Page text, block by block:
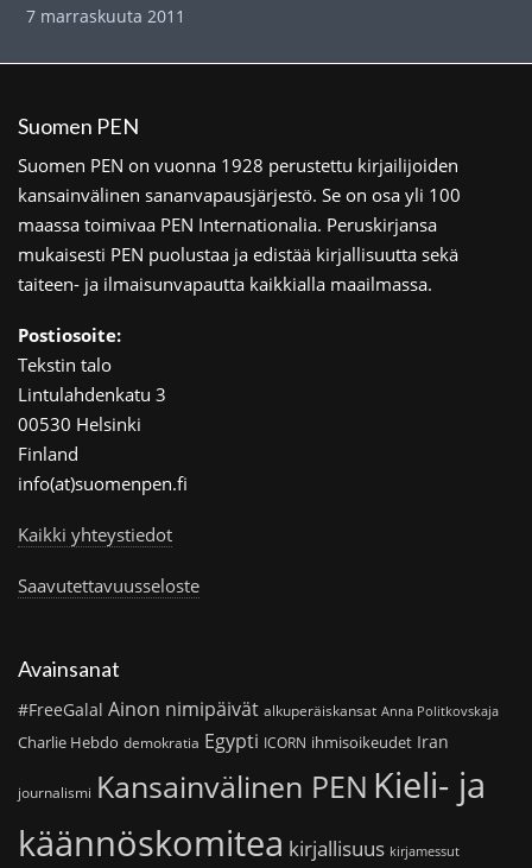
7 marraskuuta 2011
Suomen PEN
Suomen PEN on vuonna 1928 perustettu kirjailijoiden
kansainvälinen sananvapausjärjestö. Se on osa yli 100
maassa toimivaa PEN Internationalia. Peruskirjansa
mukaisesti PEN puolustaa ja edistää kirjallisuutta sekä
taiteen- ja ilmaisunvapautta kaikkialla maailmassa.
Postiosoite:
Tekstin talo
Lintulahdenkatu 3
00530 Helsinki
Finland
info(at)suomenpen.fi
Kaikki yhteystiedot
Saavutettavuusseloste
Avainsanat
#FreeGalal Ainon nimipäivät alkuperäiskansat Anna Politkovskaja
Charlie Hebdo demokratia Egypti ICORN ihmisoikeudet Iran
journalismi Kansainvälinen PEN Kieli- ja
käännöskomitea kirjallisuus kirjamessut